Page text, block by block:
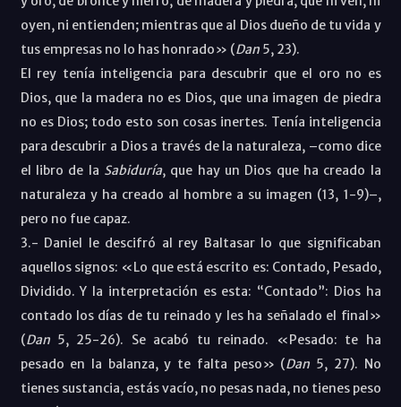
oyen, ni entienden; mientras que al Dios dueño de tu vida y
tus empresas no lo has honrado» (Dan 5, 23).
El rey tenía inteligencia para descubrir que el oro no es
Dios, que la madera no es Dios, que una imagen de piedra
no es Dios; todo esto son cosas inertes. Tenía inteligencia
para descubrir a Dios a través de la naturaleza, –como dice
el libro de la Sabiduría, que hay un Dios que ha creado la
naturaleza y ha creado al hombre a su imagen (13, 1-9)–,
pero no fue capaz.
3.- Daniel le descifró al rey Baltasar lo que significaban
aquellos signos: «Lo que está escrito es: Contado, Pesado,
Dividido. Y la interpretación es esta: “Contado”: Dios ha
contado los días de tu reinado y les ha señalado el final»
(Dan 5, 25-26). Se acabó tu reinado. «Pesado: te ha
pesado en la balanza, y te falta peso» (Dan 5, 27). No
tienes sustancia, estás vacío, no pesas nada, no tienes peso